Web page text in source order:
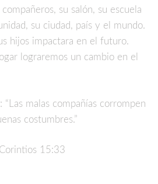
su salón, su escuela
su ciudad, país y el mundo.
hijos impactara en el futuro.
lograremos un cambio en el
“Las malas compañías corrompen
costumbres.”
15:33